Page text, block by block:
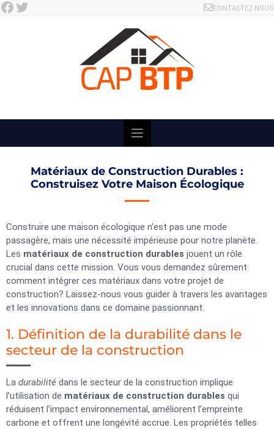
Skip
Facebook Twitter CONTACTEZ-NOUS
Matériaux de Construction Durables :
Construisez Votre Maison Écologique
Construire une maison écologique n’est pas une mode
passagère, mais une nécessité impérieuse pour notre planète.
Les matériaux de construction durables jouent un rôle
crucial dans cette mission. Vous vous demandez sûrement
comment intégrer ces matériaux dans votre projet de
construction? Laissez-nous vous guider à travers les avantages
et les innovations dans ce domaine passionnant.
1. Définition de la durabilité dans le
secteur de la construction
La durabilité dans le secteur de la construction implique
l’utilisation de matériaux de construction durables qui
réduisent l’impact environnemental, améliorent l’empreinte
carbone et offrent une longévité accrue. Les propriétés telles